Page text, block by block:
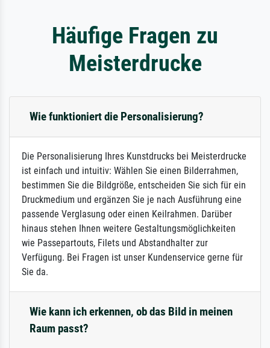
Häufige Fragen zu
Meisterdrucke
Wie funktioniert die Personalisierung?
Die Personalisierung Ihres Kunstdrucks bei Meisterdrucke
ist einfach und intuitiv: Wählen Sie einen Bilderrahmen,
bestimmen Sie die Bildgröße, entscheiden Sie sich für ein
Druckmedium und ergänzen Sie je nach Ausführung eine
passende Verglasung oder einen Keilrahmen. Darüber
hinaus stehen Ihnen weitere Gestaltungsmöglichkeiten
wie Passepartouts, Filets und Abstandhalter zur
Verfügung. Bei Fragen ist unser Kundenservice gerne für
Sie da.
Wie kann ich erkennen, ob das Bild in meinen
Raum passt?